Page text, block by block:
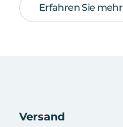
Erfahren Sie mehr
Versand